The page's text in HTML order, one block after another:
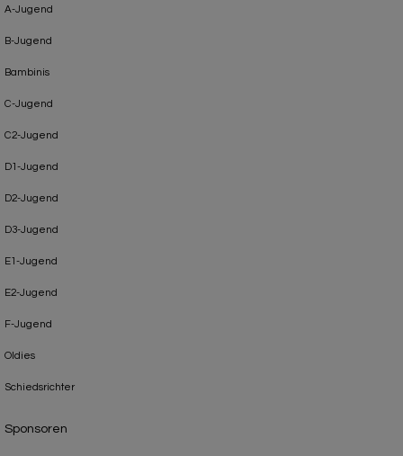
A-Jugend
B-Jugend
Bambinis
C-Jugend
C2-Jugend
D1-Jugend
D2-Jugend
D3-Jugend
E1-Jugend
E2-Jugend
F-Jugend
Oldies
Schiedsrichter
Sponsoren